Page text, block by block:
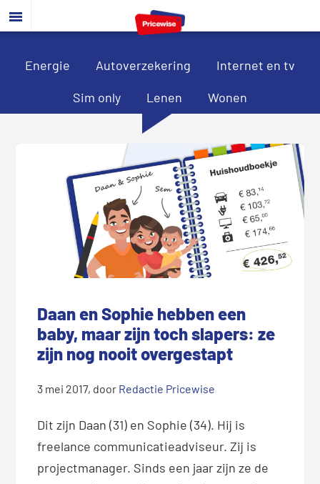
Door
naar
hoofd
Spring
naar
eerste
Spring
naar
voettekst
Energie Autoverzekering Internet en tv
Sim only Lenen Wonen
Daan en Sophie hebben een
baby, maar zijn toch slapers: ze
zijn nog nooit overgestapt
3 mei 2017, door Redactie Pricewise
Dit zijn Daan (31) en Sophie (34). Hij is
freelance communicatieadviseur. Zij is
projectmanager. Sinds een jaar zijn ze de